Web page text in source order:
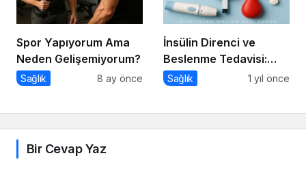
Spor Yapıyorum Ama
Neden Gelişemiyorum?
Sağlık 8 ay önce
İnsülin Direnci ve
Beslenme Tedavisi:
Düşük Glisemik İndeksli
Sağlık 1 yıl önce
Bir Cevap Yaz